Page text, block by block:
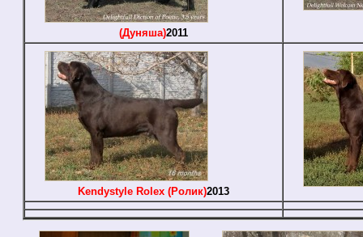
(Дуняша)2011
Kendystyle Rolex (Ролик)2013